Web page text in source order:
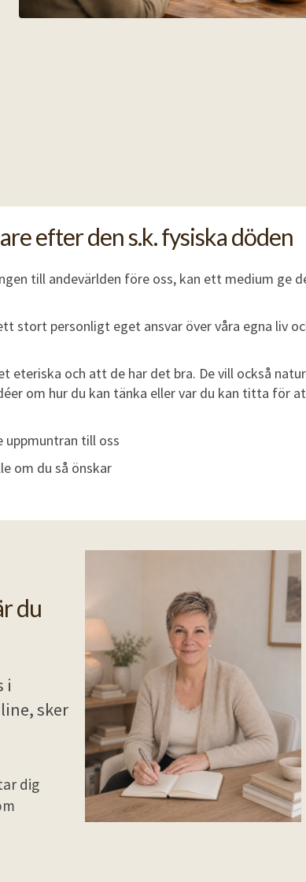
efter den s.k. fysiska döden
till andevärlden före oss, kan ett medium ge
stort personligt eget ansvar över våra egna liv
eteriska och att de har det bra. De vill också
om hur du kan tänka eller var du kan titta för
uppmuntran till oss
om du så önskar
du
i
sker
dig